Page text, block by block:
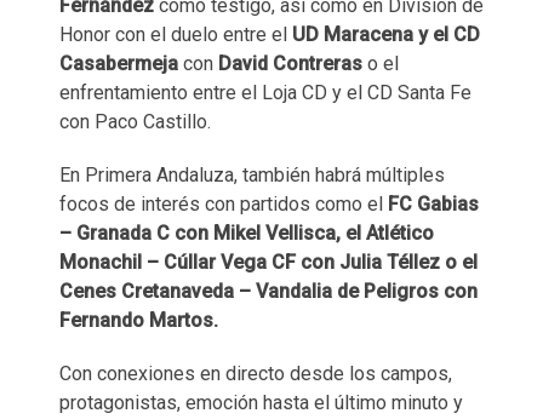
Fernández como testigo, así como en División de
Honor con el duelo entre el UD Maracena y el CD
Casabermeja con David Contreras o el
enfrentamiento entre el Loja CD y el CD Santa Fe
con Paco Castillo.
En Primera Andaluza, también habrá múltiples
focos de interés con partidos como el FC Gabias
– Granada C con Mikel Vellisca, el Atlético
Monachil – Cúllar Vega CF con Julia Téllez o el
Cenes Cretanaveda – Vandalia de Peligros con
Fernando Martos.
Con conexiones en directo desde los campos,
protagonistas, emoción hasta el último minuto y